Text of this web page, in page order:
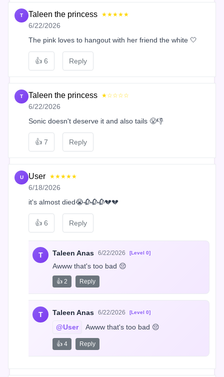
T Taleen the princess ★★★★★
6/22/2026
The pink loves to hangout with her friend the white 🤍
👍 6 Reply
T Taleen the princess ★☆☆☆☆
6/22/2026
Sonic doesn't deserve it and also tails 😤👎
👍 7 Reply
U User ★★★★★
6/18/2026
it's almost died😭🥀🥀🥀💔💔
👍 6 Reply
T Taleen Anas 6/22/2026 [Level 0]
Awww that's too bad 😔
👍 2 Reply
T Taleen Anas 6/22/2026 [Level 0]
@User Awww that's too bad 😔
👍 4 Reply